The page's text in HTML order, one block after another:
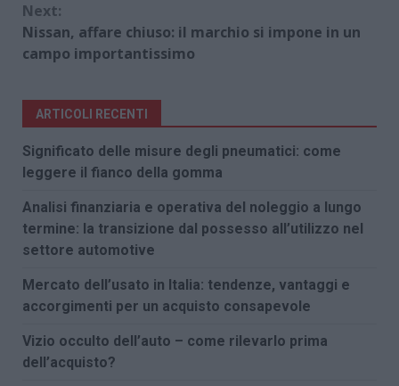
Next:
Nissan, affare chiuso: il marchio si impone in un
campo importantissimo
ARTICOLI RECENTI
Significato delle misure degli pneumatici: come
leggere il fianco della gomma
Analisi finanziaria e operativa del noleggio a lungo
termine: la transizione dal possesso all’utilizzo nel
settore automotive
Mercato dell’usato in Italia: tendenze, vantaggi e
accorgimenti per un acquisto consapevole
Vizio occulto dell’auto – come rilevarlo prima
dell’acquisto?